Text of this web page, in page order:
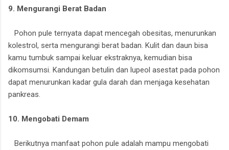
9. Mengurangi Berat Badan
Pohon pule ternyata dapat mencegah obesitas, menurunkan
kolestrol, serta mengurangi berat badan. Kulit dan daun bisa
kamu tumbuk sampai keluar ekstraknya, kemudian bisa
dikomsumsi. Kandungan betulin dan lupeol asestat pada pohon
dapat menurunkan kadar gula darah dan menjaga kesehatan
pankreas.
10. Mengobati Demam
Berikutnya manfaat pohon pule adalah mampu mengobati